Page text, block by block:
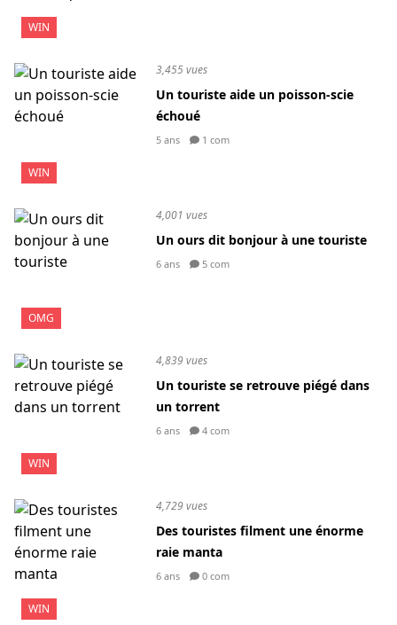
WIN
WIN
3,455 vues
Un touriste aide un poisson-scie
échoué
5 ans 1 com
OMG
4,001 vues
Un ours dit bonjour à une touriste
6 ans 5 com
WIN
4,839 vues
Un touriste se retrouve piégé dans
un torrent
6 ans 4 com
WIN
4,729 vues
Des touristes filment une énorme
raie manta
6 ans 0 com